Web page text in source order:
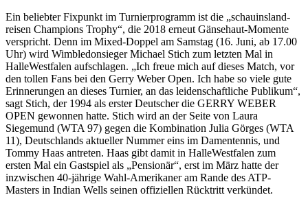
Ein beliebter Fixpunkt im Turnierprogramm ist die „schauinsland-
reisen Champions Trophy“, die 2018 erneut Gänsehaut-Momente
verspricht. Denn im Mixed-Doppel am Samstag (16. Juni, ab 17.00
Uhr) wird Wimbledonsieger Michael Stich zum letzten Mal in
HalleWestfalen aufschlagen. „Ich freue mich auf dieses Match, vor
den tollen Fans bei den Gerry Weber Open. Ich habe so viele gute
Erinnerungen an dieses Turnier, an das leidenschaftliche Publikum“,
sagt Stich, der 1994 als erster Deutscher die GERRY WEBER
OPEN gewonnen hatte. Stich wird an der Seite von Laura
Siegemund (WTA 97) gegen die Kombination Julia Görges (WTA
11), Deutschlands aktueller Nummer eins im Damentennis, und
Tommy Haas antreten. Haas gibt damit in HalleWestfalen zum
ersten Mal ein Gastspiel als „Pensionär“, erst im März hatte der
inzwischen 40-jährige Wahl-Amerikaner am Rande des ATP-
Masters in Indian Wells seinen offiziellen Rücktritt verkündet.